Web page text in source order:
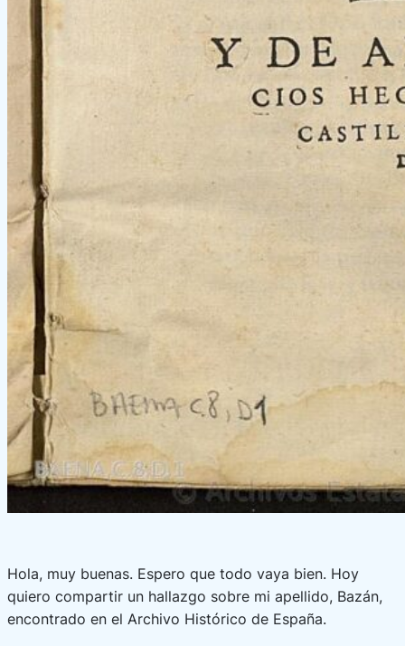
Hola, muy buenas. Espero que todo vaya bien. Hoy
quiero compartir un hallazgo sobre mi apellido, Bazán,
encontrado en el Archivo Histórico de España.